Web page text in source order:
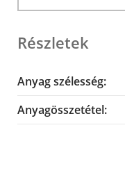
Részletek
Anyag szélesség:
Anyagösszetétel: